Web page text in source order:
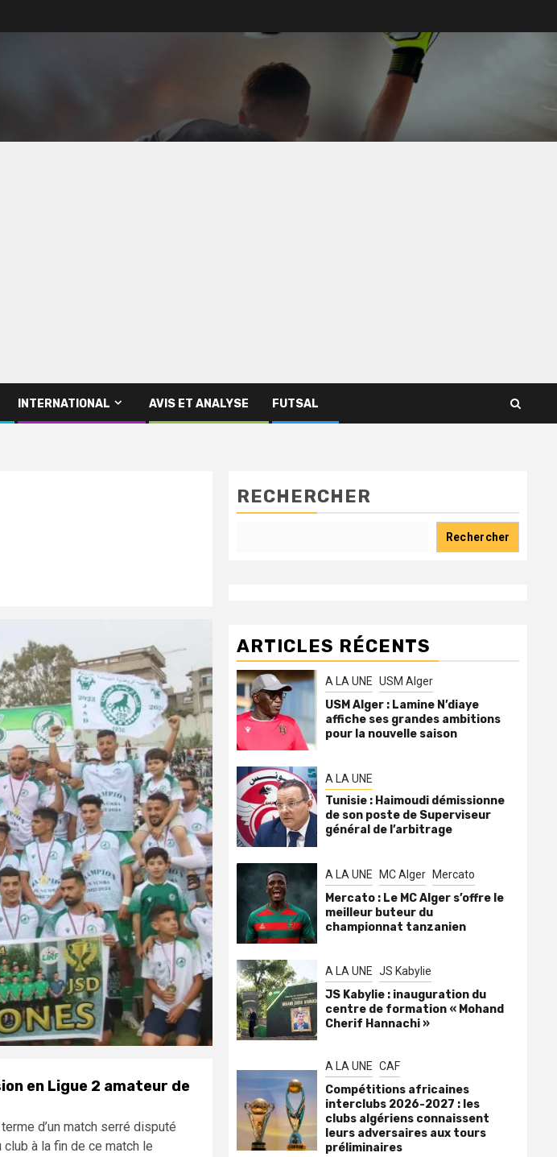
INTERNATIONAL AVIS ET ANALYSE FUTSAL
en Ligue 2 amateur de
d’un match serré disputé
à la fin de ce match le
RECHERCHER
Rechercher
ARTICLES RÉCENTS
A LA UNE USM Alger
USM Alger : Lamine N’diaye
affiche ses grandes ambitions
pour la nouvelle saison
A LA UNE
Tunisie : Haimoudi démissionne
de son poste de Superviseur
général de l’arbitrage
A LA UNE MC Alger Mercato
Mercato : Le MC Alger s’offre le
meilleur buteur du
championnat tanzanien
A LA UNE JS Kabylie
JS Kabylie : inauguration du
centre de formation « Mohand
Cherif Hannachi »
A LA UNE CAF
Compétitions africaines
interclubs 2026-2027 : les
clubs algériens connaissent
leurs adversaires aux tours
préliminaires